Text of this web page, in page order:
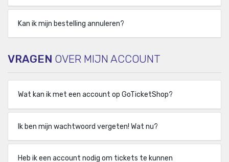
Kan ik mijn bestelling annuleren?
VRAGEN OVER MIJN ACCOUNT
Wat kan ik met een account op GoTicketShop?
Ik ben mijn wachtwoord vergeten! Wat nu?
Heb ik een account nodig om tickets te kunnen